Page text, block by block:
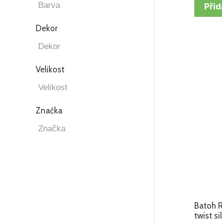
Dekor
Velikost
Značka
Batoh
twist